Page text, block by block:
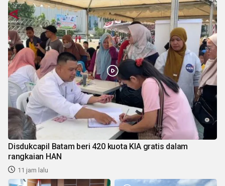
Disdukcapil Batam beri 420 kuota KIA gratis dalam
rangkaian HAN
11 jam lalu